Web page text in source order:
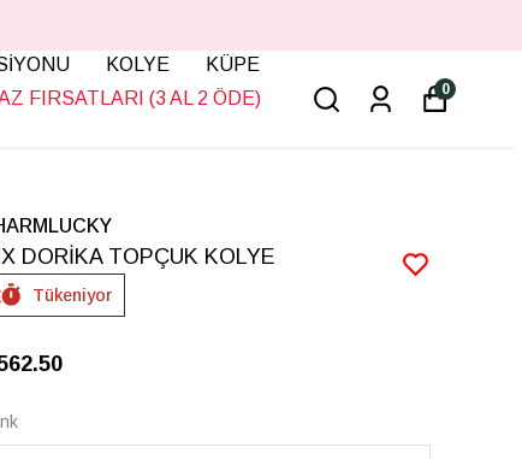
KOLYE
KÜPE
FIRSATLARI (3 AL 2 ÖDE)
0
DORİKA TOPÇUK KOLYE
Tükeniyor